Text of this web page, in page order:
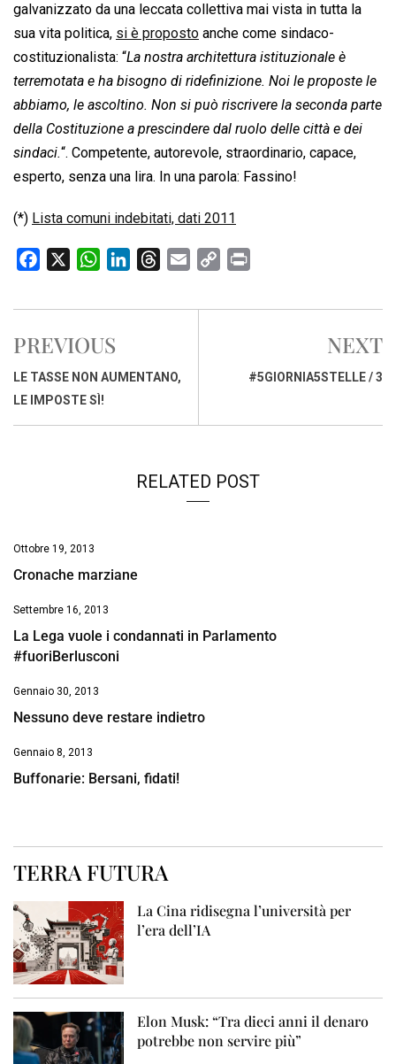
galvanizzato da una leccata collettiva mai vista in tutta la
sua vita politica, si è proposto anche come sindaco-
costituzionalista: “La nostra architettura istituzionale è
terremotata e ha bisogno di ridefinizione. Noi le proposte le
abbiamo, le ascoltino. Non si può riscrivere la seconda parte
della Costituzione a prescindere dal ruolo delle città e dei
sindaci.“. Competente, autorevole, straordinario, capace,
esperto, senza una lira. In una parola: Fassino!
(*) Lista comuni indebitati, dati 2011
c
b
o
o
W
a
s
A
p
n
d
r
d
a
p
i
PREVIOUS
LE TASSE NON AUMENTANO,
LE IMPOSTE SÌ!
NEXT
#5GIORNIA5STELLE / 3
RELATED POST
Ottobre 19, 2013
Cronache marziane
Settembre 16, 2013
La Lega vuole i condannati in Parlamento
#fuoriBerlusconi
Gennaio 30, 2013
Nessuno deve restare indietro
Gennaio 8, 2013
Buffonarie: Bersani, fidati!
TERRA FUTURA
La Cina ridisegna l’università per
l’era dell’IA
Elon Musk: “Tra dieci anni il denaro
potrebbe non servire più”